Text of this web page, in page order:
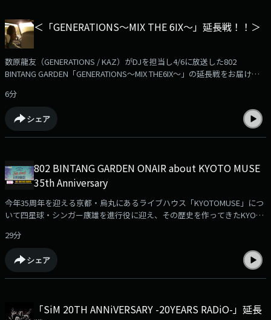
しました！出演DJ：樋口大喜ゲスト：朝井リョウ
＜「GENERATIONS～MIX THE 6IX～」延長戦！！＞
数原龍友（GENERATIONS / KAZ）がDJを担当し4/6に放送した802
BINTANG GARDEN「GENERATIONS～MIX THE6IX～」の延長戦をお届け！
を展開する「Q THE6IX」企画を行ってきましたが、Podcastでも追加で
「6」なワードからトーク！数原さんの衝撃のゲームのオンライン名も発
覚！？
6分
シェア
802 BINTANG GARDEN ONAIR about KYOTO MUSE
35th Anniversary
今年35周年を迎える京都・烏丸にあるライブハウス「KYOTOMUSE」につ
いて四星球・シンガー康雄を進行役に迎え、その歴史を作ってきたKYOTO
メッセで開催の「KYOTO MUSE 35th Anniversary "Talk about
LIVEHOUSE”」へ行く前に、ぜひ聞いて欲しい。
29分
シェア
「SiM 20TH ANNiVERSARY -20YEARS RADiO-」延長